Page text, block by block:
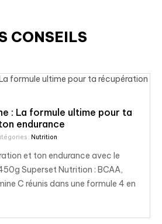
CONSEILS
: La formule ultime pour ta
endurance
: Nutrition
et ton endurance avec le
Superset Nutrition : BCAA,
C réunis dans une formule 4 en